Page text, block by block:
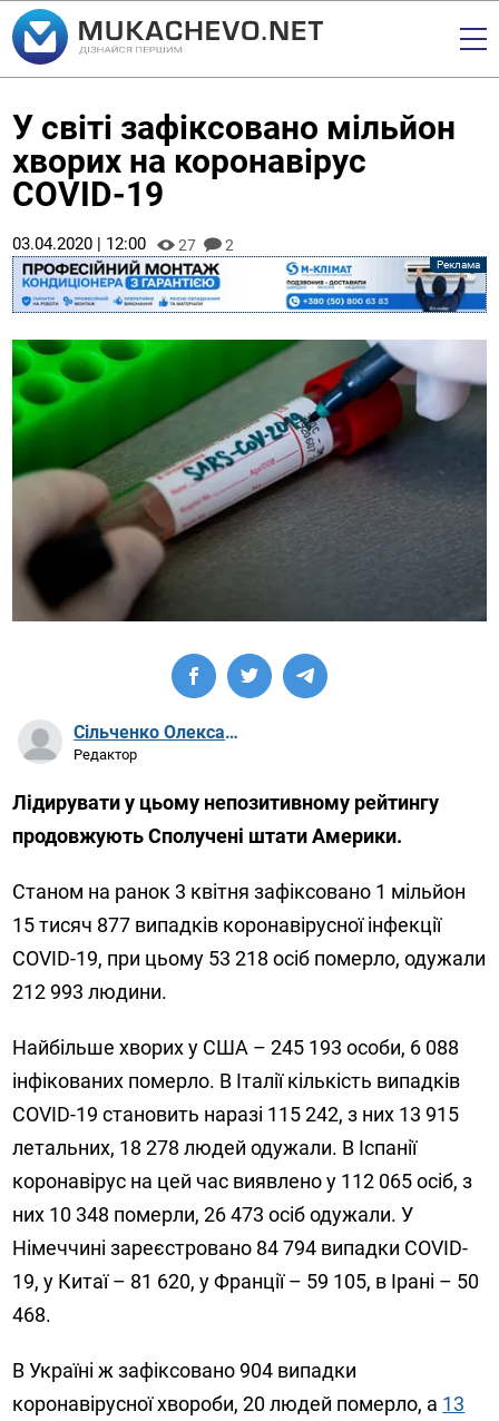
У світі зафіксовано мільйон
хворих на коронавірус
COVID-19
03.04.2020 | 12:00 27 2
Сільченко Олександр Артурович
Редактор
Лідирувати у цьому непозитивному рейтингу
продовжують Сполучені штати Америки.
Станом на ранок 3 квітня зафіксовано 1 мільйон
15 тисяч 877 випадків коронавірусної інфекції
СОVID-19, при цьому 53 218 осіб померло, одужали
212 993 людини.
Найбільше хворих у США – 245 193 особи, 6 088
інфікованих померло. В Італії кількість випадків
СОVID-19 становить наразі 115 242, з них 13 915
летальних, 18 278 людей одужали. В Іспанії
коронавірус на цей час виявлено у 112 065 осіб, з
них 10 348 померли, 26 473 осіб одужали. У
Німеччині зареєстровано 84 794 випадки СОVID-
19, у Китаї – 81 620, у Франції – 59 105, в Ірані – 50
468.
В Україні ж зафіксовано 904 випадки
коронавірусної хвороби, 20 людей померло, а 13